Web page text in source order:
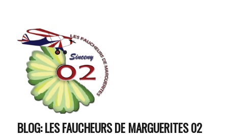
BLOG: LES FAUCHEURS DE MARGUERITES 02